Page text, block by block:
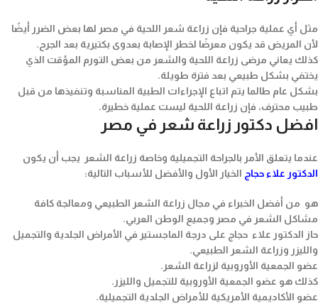
مثل أي عملية جراحية فإن زراعة شعر اللحية في مصر لها بعض الضرر أيضًا
لأن المريض قد يكون معرضًا لخطر الإصابة بعدوى بكتيرية بعد الجرح.
كذلك يعاني مرضى زراعة اللحية والشعر من بعض التورم المؤقت الذي
يختفي بشكل طبيعي بعد فترة طويلة.
بشكل عام طالما يتم اتباع الإجراءات الطبية المناسبة وتنفيذها من قبل
طبيب محترف، فإن زراعة اللحية ليست عملية خطيرة.
افضل دكتور زراعة شعر في مصر
عندما يتعلق الأمر بالجراحة التجميلية وخاصة زراعة الشعر يجب أن يكون
الدكتور علاء حجاج الخيار الأول والأفضل للأسباب التالية:
هو من أفضل الخبراء في مجال زراعة الشعر الطبيعي ومعالجة كافة
مشاكل الشعر في مصر وجميع الوطن العربي.
حاز الدكتور علاء حجاج على درجة الماجستير في الأمراض الجلدية والتجميل
والليزر وزراعة الشعر الطبيعي.
عضو الجمعية الأوروبية لزراعة الشعر.
كذلك هو عضو الجمعية الأوروبية للتجميل والليزر.
عضو الأكاديمية الأمريكية للأمراض الجلدية التجميلية.